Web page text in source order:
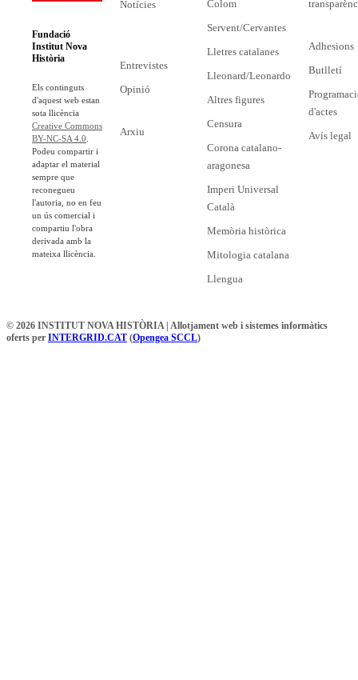
Fundació
Institut Nova
Història
Els continguts
d'aquest web estan
sota llicència
Creative Commons
BY-NC-SA 4.0
Podeu compartir i
adaptar el material
sempre que
reconegueu
l'autoria, no en feu
un ús comercial i
compartiu l'obra
derivada amb la
mateixa llicència.
Notícies
Entrevistes
Opinió
Arxiu
Colom
Servent/Cervantes
Lletres catalanes
Lleonard/Leonardo
Altres figures
Censura
Corona catalano-
aragonesa
Imperi Universal
Català
Memòria històrica
Mitologia catalana
Llengua
Adhesions
Butlletí
d'actes
Avís legal
© 2026 INSTITUT NOVA HISTÒRIA | Allotjament web i sistemes informàtics
oferts per INTERGRID.CAT (Opengea SCCL)